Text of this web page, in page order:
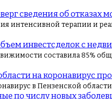
интенсивной терапии и
составила 85%
в Пензенской